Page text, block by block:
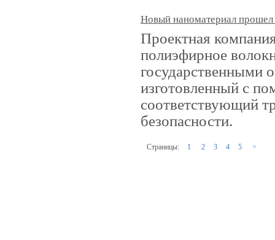
Новый наноматериал
Проектная
полиэфирное
государственными
изготовленный с
соответствующий
безопасности.
Страницы: 1 2 3 4 5 >